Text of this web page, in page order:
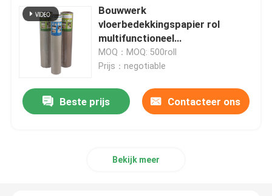
Het Document van de bouwvloerbedekking
Het Document van de kartondruk
Waterdichte Bevloeringsbladen
Bouwwerk
vloerbedekkingspapier rol
multifunctioneel
vloerschermpapier
MOQ：MOQ: 500roll
Prijs：negotiable
Beste prijs Contacteer ons
Bekijk meer